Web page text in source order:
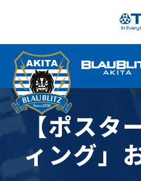
【ポス
ィング」